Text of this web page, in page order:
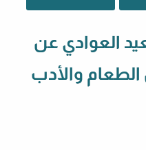
العوادي عن
الطعام والأدب